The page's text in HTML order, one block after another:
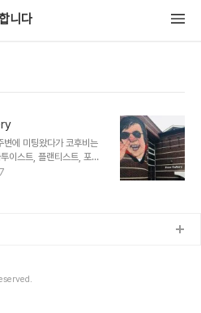
니다
변에 미팅왔다가 코후비는
이스트, 플랜티스트, 포토
스트가 자신의 언어로 마
로 마무리 해주신다.